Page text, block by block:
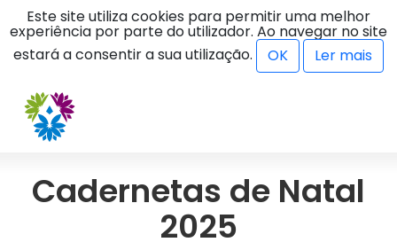
Este site utiliza cookies para permitir uma melhor
experiência por parte do utilizador. Ao navegar no site
estará a consentir a sua utilização.
OK Ler mais
menu
Cadernetas de Natal
2025